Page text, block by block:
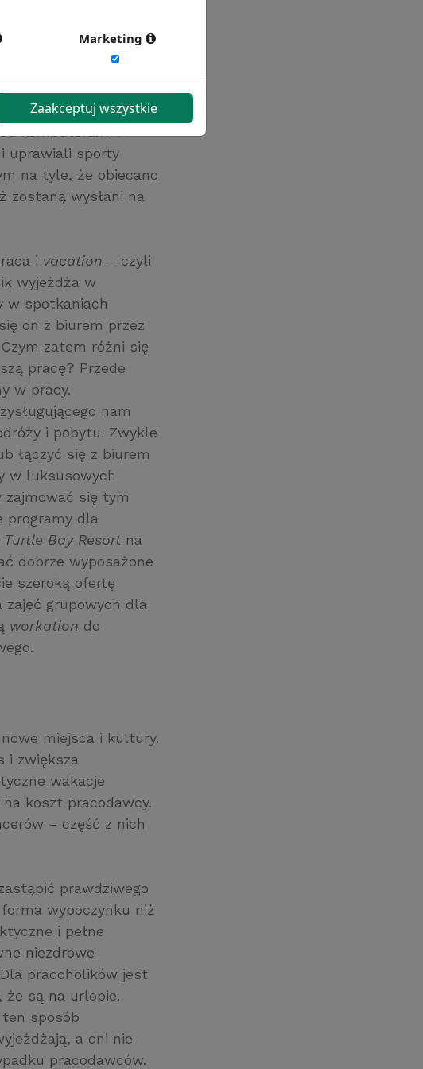
w nietypowy
na Majorkę.
w określonych
uprawiali sporty
na tyle, że obiecano
zostaną wysłani na
i vacation – czyli
wyjeżdża w
w spotkaniach
on z biurem przez
zatem różni się
pracę? Przede
w pracy.
nam
i pobytu. Zwykle
łączyć się z biurem
w luksusowych
się tym
programy dla
Turtle Bay Resort na
dobrze wyposażone
szeroką ofertę
zajęć grupowych dla
workation do
miejsca i kultury.
i zwiększa
wakacje
koszt pracodawcy.
– część z nich
prawdziwego
wypoczynku niż
i pełne
niezdrowe
pracoholików jest
że są na urlopie.
ten sposób
a oni nie
pracodawców.
Marketing
Zaakceptuj wszystkie